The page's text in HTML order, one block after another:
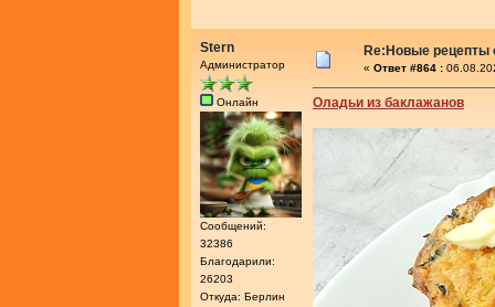
Stern
Администратор
Онлайн
Сообщений:
32386
Благодарили:
26203
Откуда: Берлин
Re:Новые рецепты
« Ответ #864 :
Оладьи из баклажанов